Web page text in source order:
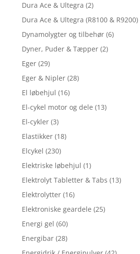
Dura Ace & Ultegra (2)
Dura Ace & Ultegra (R8100 & R9200)
Dynamolygter og tilbehør (6)
Dyner, Puder & Tæpper (2)
Eger (29)
Eger & Nipler (28)
El løbehjul (16)
El-cykel motor og dele (13)
El-cykler (3)
Elastikker (18)
Elcykel (230)
Elektriske løbehjul (1)
Elektrolyt Tabletter & Tabs (13)
Elektrolytter (16)
Elektroniske geardele (25)
Energi gel (60)
Energibar (28)